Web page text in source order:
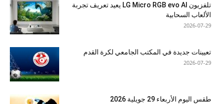
تلفزيون LG Micro RGB evo AI يعيد تعريف تجربة
الألعاب السحابية
2026-07-29
تعيينات جديدة في المكتب الجامعي لكرة القدم
2026-07-29
طقس اليوم الأربعاء 29 جويلية 2026